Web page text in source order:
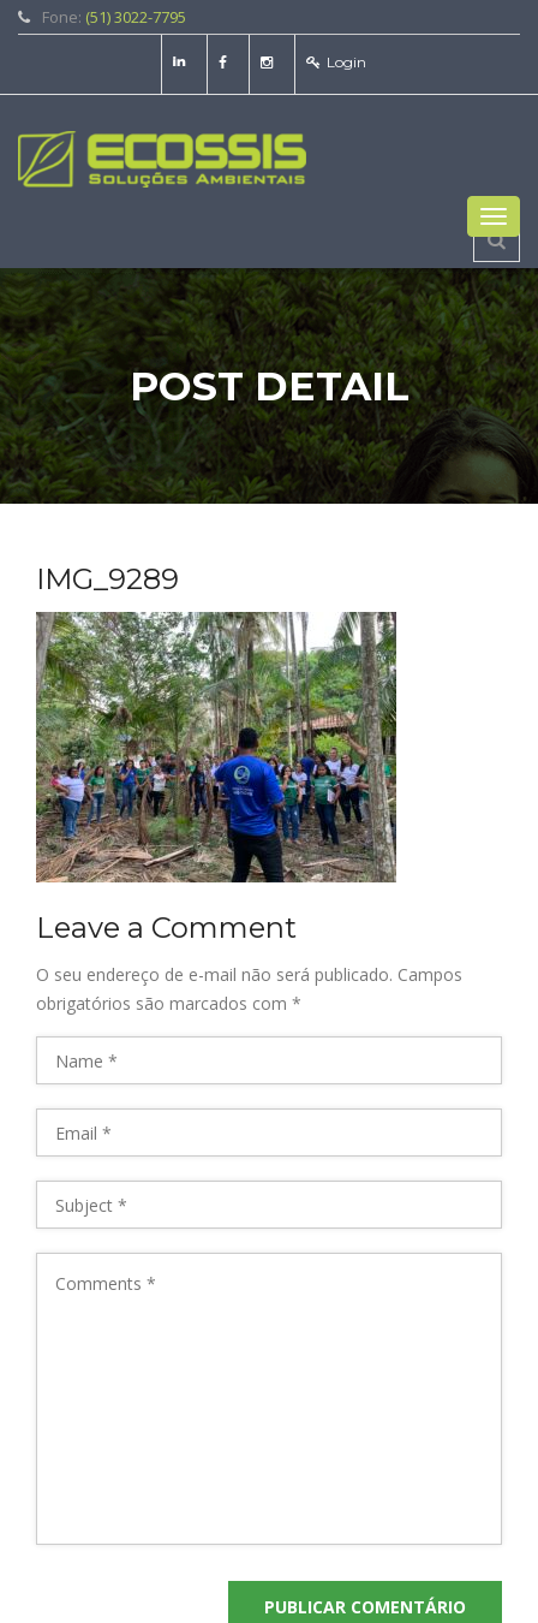
Fone: (51) 3022-7795
Login
POST DETAIL
IMG_9289
Leave a Comment
O seu endereço de e-mail não será publicado. Campos
obrigatórios são marcados com *